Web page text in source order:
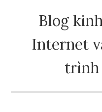
Blog
Internet
trình